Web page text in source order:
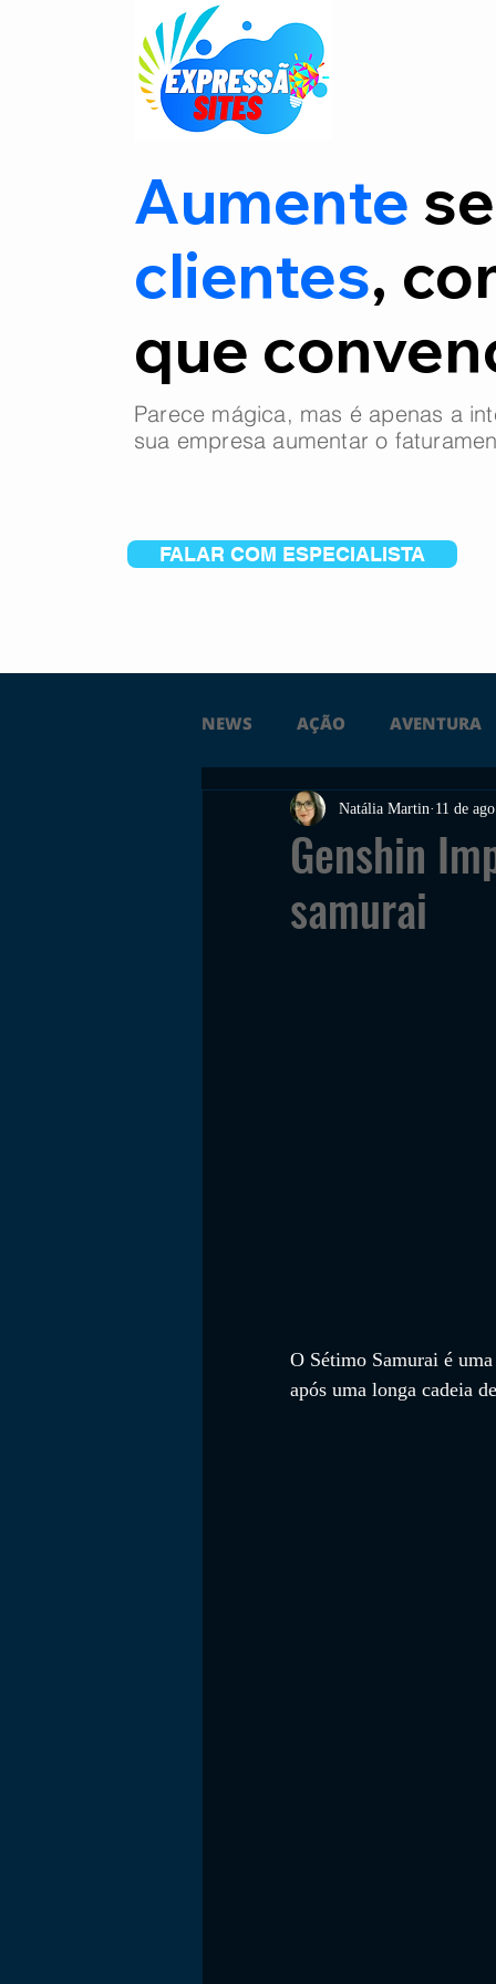
Aumente
clientes,
que
Parece mágica, mas é apenas a
sua empresa aumentar o
FALAR COM ESPECIALISTA
NEWS AÇÃO AVENTURA
FICÇÃO TERROR PC
TRAILER PLATAFORMA
Genshin
samurai
Natália Martin 11 de
O Sétimo Samurai é
após uma longa cadeia